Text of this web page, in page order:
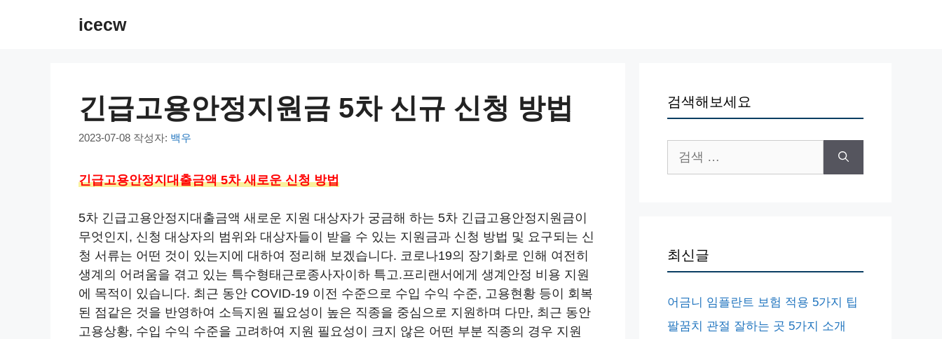
icecw
긴급고용안정지원금 5차 신규 신청 방법
2023-07-08 작성자: 백우
긴급고용안정지대출금액 5차 새로운 신청 방법
5차 긴급고용안정지대출금액 새로운 지원 대상자가 궁금해 하는 5차 긴급고용안정지원금이
무엇인지, 신청 대상자의 범위와 대상자들이 받을 수 있는 지원금과 신청 방법 및 요구되는 신
청 서류는 어떤 것이 있는지에 대하여 정리해 보겠습니다. 코로나19의 장기화로 인해 여전히
생계의 어려움을 겪고 있는 특수형태근로종사자이하 특고.프리랜서에게 생계안정 비용 지원
에 목적이 있습니다. 최근 동안 COVID-19 이전 수준으로 수입 수익 수준, 고용현황 등이 회복
된 점같은 것을 반영하여 소득지원 필요성이 높은 직종을 중심으로 지원하며 다만, 최근 동안
고용상황, 수입 수익 수준을 고려하여 지원 필요성이 크지 않은 어떤 부분 직종의 경우 지원
검색해보세요
색:
최신글
어금니 임플란트 보험 적용 5가지 팁
팔꿈치 관절 잘하는 곳 5가지 소개